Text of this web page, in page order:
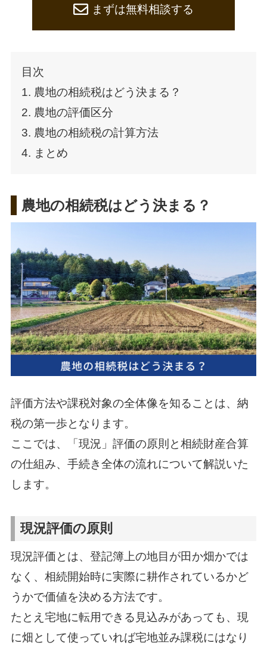
まずは無料相談する
目次
1. 農地の相続税はどう決まる？
2. 農地の評価区分
3. 農地の相続税の計算方法
4. まとめ
農地の相続税はどう決まる？
評価方法や課税対象の全体像を知ることは、納
税の第一歩となります。
ここでは、「現況」評価の原則と相続財産合算
の仕組み、手続き全体の流れについて解説いた
します。
現況評価の原則
現況評価とは、登記簿上の地目が田か畑かでは
なく、相続開始時に実際に耕作されているかど
うかで価値を決める方法です。
たとえ宅地に転用できる見込みがあっても、現
に畑として使っていれば宅地並み課税にはなり